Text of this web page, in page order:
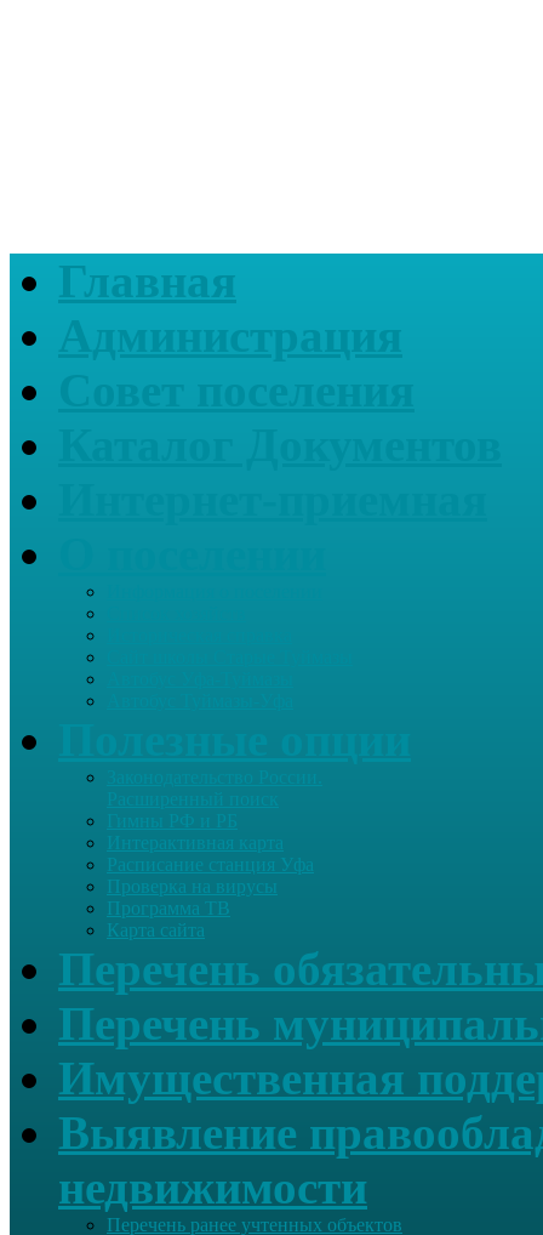
Главная
Администрация
Гимны РФ и РБ
Интерактивная карта
Расписание станция Уфа
Проверка на вирусы
Программа ТВ
Карта сайта
Перечень
Перечень
Имущественная
Выявление
недвижимости
Перечень ранее учтенных объектов